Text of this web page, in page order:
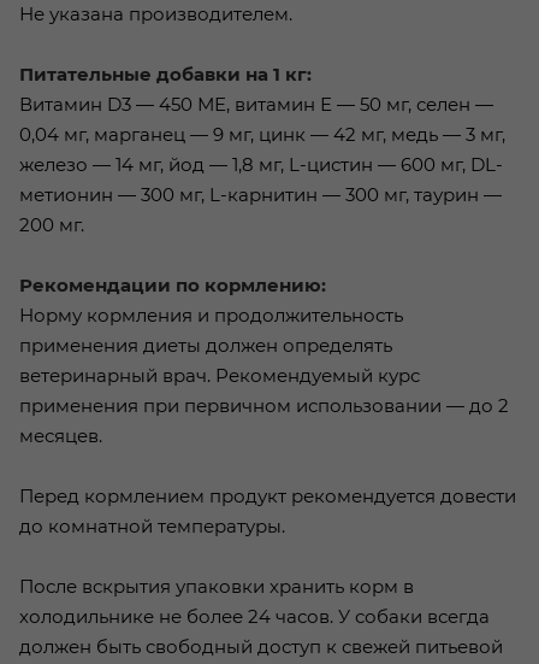
Не указана производителем.
Питательные добавки на 1 кг:
Витамин D3 — 450 МЕ, витамин Е — 50 мг, селен —
0,04 мг, марганец — 9 мг, цинк — 42 мг, медь — 3 мг,
железо — 14 мг, йод — 1,8 мг, L-цистин — 600 мг, DL-
метионин — 300 мг, L-карнитин — 300 мг, таурин —
200 мг.
Рекомендации по кормлению:
Норму кормления и продолжительность
применения диеты должен определять
ветеринарный врач. Рекомендуемый курс
применения при первичном использовании — до 2
месяцев.
Перед кормлением продукт рекомендуется довести
до комнатной температуры.
После вскрытия упаковки хранить корм в
холодильнике не более 24 часов. У собаки всегда
должен быть свободный доступ к свежей питьевой